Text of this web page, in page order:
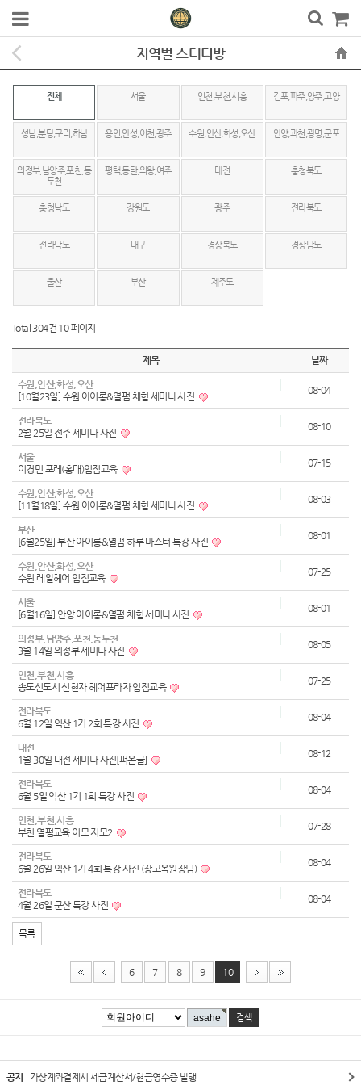
지역별 스터디방
전체 서울 인천,부천,시흥 김포,파주,양주,고양
성남,분당,구리,하남 용인,안성,이천,광주 수원,안산,화성,오산 안양,과천,광명,군포
의정부,남양주,포천,동
두천
평택,동탄,의왕,여주 대전 충청북도
충청남도 강원도 광주 전라북도
전라남도 대구 경상북도 경상남도
울산 부산 제주도
Total 304건 10 페이지
제목 날짜
수원,안산,화성,오산
[10월23일] 수원 아이롱&열펌 체험 세미나 사진
08-04
전라북도
2월 25일 전주 세미나 사진
08-10
서울
이경민 포레(홍대)입점교육
07-15
수원,안산,화성,오산
[11월18일] 수원 아이롱&열펌 체험 세미나 사진
08-03
부산
[6월25일] 부산 아이롱&열펌 하루 마스터 특강 사진
08-01
수원,안산,화성,오산
수원 레알헤어 입점교육
07-25
서울
[6월16일] 안양 아이롱&열펌 체험 세미나 사진
08-01
의정부,남양주,포천,동두천
3월 14일 의정부 세미나 사진
08-05
인천,부천,시흥
송도신도시 신현자 헤어프라자 입점교육
07-25
전라북도
6월 12일 익산 1기 2회 특강 사진
08-04
대전
1월 30일 대전 세미나 사진[퍼온글]
08-12
전라북도
6월 5일 익산 1기 1회 특강 사진
08-04
인천,부천,시흥
부천 열펌교육 이모 저모2
07-28
전라북도
6월 26일 익산 1기 4회 특강 사진 (장고옥원장님)
08-04
전라북도
4월 26일 군산 특강 사진
08-04
목록
6 7 8 9 10
공지 가상계좌결제시 세금계산서/현금영수증 발행